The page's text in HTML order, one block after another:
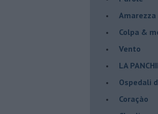
Amarezza
Colpa &
Vento
​LA
Ospedali
Coraçào